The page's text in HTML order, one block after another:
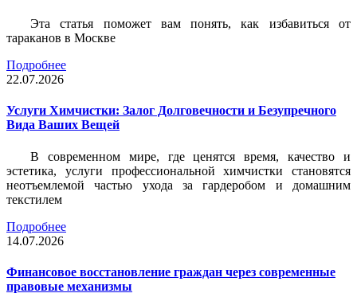
Эта статья поможет вам понять, как избавиться от
тараканов в Москве
Подробнее
22.07.2026
Услуги Химчистки: Залог Долговечности и Безупречного
Вида Ваших Вещей
В современном мире, где ценятся время, качество и
эстетика, услуги профессиональной химчистки становятся
неотъемлемой частью ухода за гардеробом и домашним
текстилем
Подробнее
14.07.2026
Финансовое восстановление граждан через современные
правовые механизмы